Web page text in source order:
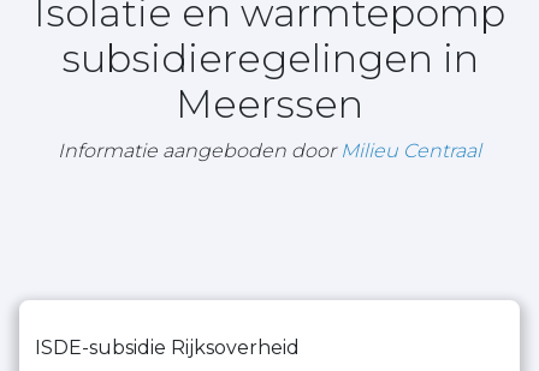
Isolatie en warmtepomp
subsidieregelingen in
Meerssen
Informatie aangeboden door Milieu Centraal
ISDE-subsidie Rijksoverheid